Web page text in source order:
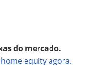
do mercado.
equity agora.